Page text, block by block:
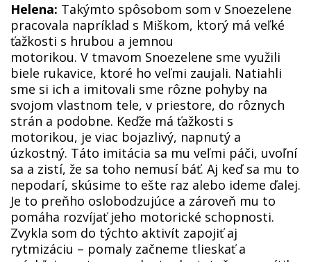
Helena: Takýmto spôsobom som v Snoezelene
pracovala napríklad s Miškom, ktorý má veľké
ťažkosti s hrubou a jemnou
motorikou. V tmavom Snoezelene sme využili
biele rukavice, ktoré ho veľmi zaujali. Natiahli
sme si ich a imitovali sme rôzne pohyby na
svojom vlastnom tele, v priestore, do rôznych
strán a podobne. Keďže má ťažkosti s
motorikou, je viac bojazlivý, napnutý a
úzkostný. Táto imitácia sa mu veľmi páči, uvoľní
sa a zistí, že sa toho nemusí báť. Aj keď sa mu to
nepodarí, skúsime to ešte raz alebo ideme ďalej.
Je to preňho oslobodzujúce a zároveň mu to
pomáha rozvíjať jeho motorické schopnosti.
Zvykla som do týchto aktivít zapojiť aj
rytmizáciu – pomaly začneme tlieskať a